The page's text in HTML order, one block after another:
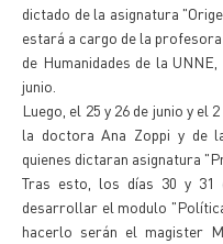
dictado de la asignatura
estará a cargo de la
de Humanidades de la
junio.
Luego, el 25 y 26 de junio y el
la doctora Ana Zoppi y de
quienes dictaran asignatura
Tras esto, los días 30 y
desarrollar el modulo
hacerlo serán el magister